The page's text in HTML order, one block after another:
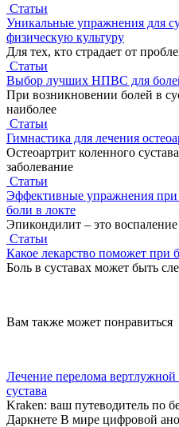
Статьи
Уникальные упражнения для
физическую культуру
Для тех, кто страдает от
Статьи
Выбор лучших НПВС для
При возникновении болей в
наиболее
Статьи
Гимнастика для лечения
Остеоартрит коленного
заболевание
Статьи
Эффективные упражнения при
боли в локте
Эпикондилит – это
Статьи
Какое лекарство поможет при
Боль в суставах может быть
Вам также может понравиться
Лечение перелома
сустава
Kraken: ваш путеводитель по
Даркнете В мире цифровой